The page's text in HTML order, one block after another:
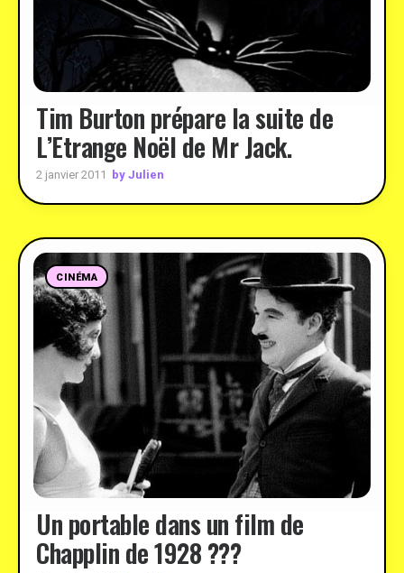
Tim Burton prépare la suite de
L’Etrange Noël de Mr Jack.
2 janvier 2011 by Julien
CINÉMA
Un portable dans un film de
Chapplin de 1928 ???